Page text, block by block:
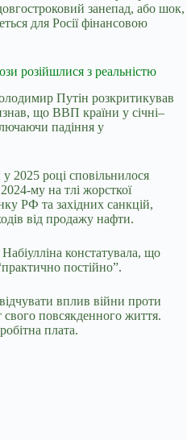
занепад, або шок,
для Росії фінансовою
розійшлися з реальністю
Путін розкритикував
що ВВП країни у січні–
падіння у
у 2025 році сповільнилося
му на тлі жорсткої
РФ та західних санкцій,
від продажу нафти.
констатувала, що
постійно”.
вплив війни проти
повсякденного життя.
плата.